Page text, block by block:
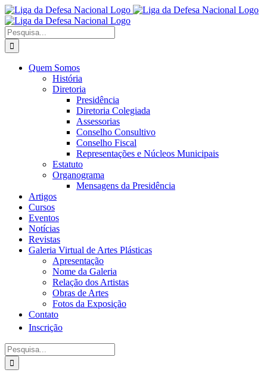
Ir
para
o
conteúdo
Facebook
X
Instagram
Procurar
por:
Quem Somos
História
Diretoria
Presidência
Diretoria Colegiada
Assessorias
Conselho Consultivo
Conselho Fiscal
Representações e Núcleos Municipais
Estatuto
Organograma
Mensagens da Presidência
Artigos
Cursos
Eventos
Notícias
Revistas
Galeria Virtual de Artes Plásticas
Apresentação
Nome da Galeria
Relação dos Artistas
Obras de Artes
Fotos da Exposição
Contato
Inscrição
Procurar
por: